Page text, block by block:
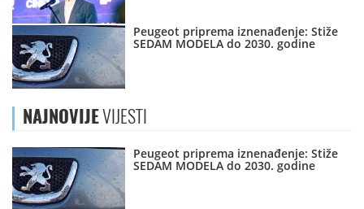
Peugeot priprema iznenađenje: Stiže
SEDAM MODELA do 2030. godine
NAJNOVIJEVIJESTI
Peugeot priprema iznenađenje: Stiže
SEDAM MODELA do 2030. godine